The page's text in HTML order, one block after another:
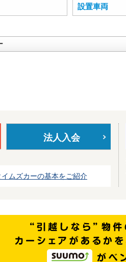
設置車両
法人入会
ムズカーの基本をご紹介